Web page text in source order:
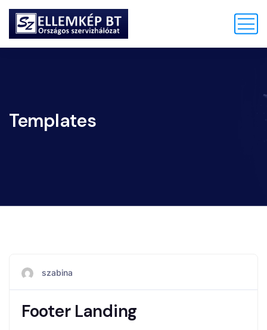
Templates
szabina
Footer Landing